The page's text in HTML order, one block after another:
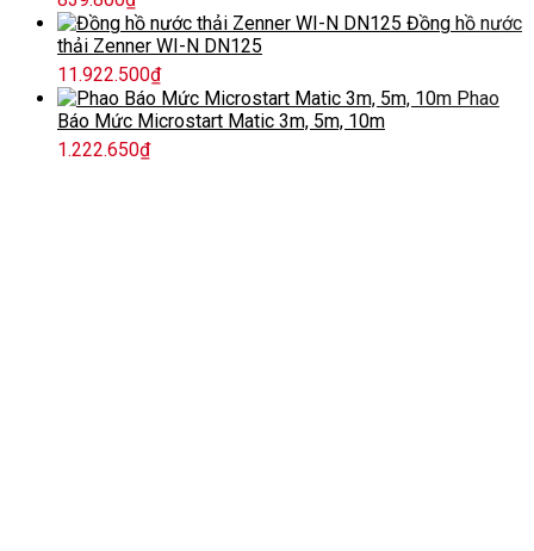
Đồng hồ nước
thải Zenner WI-N DN125
11.922.500₫
Phao
Báo Mức Microstart Matic 3m, 5m, 10m
1.222.650₫